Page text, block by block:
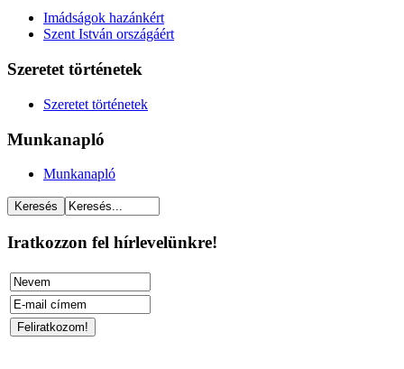
Imádságok hazánkért
Szent István országáért
Szeretet történetek
Szeretet történetek
Munkanapló
Munkanapló
Iratkozzon fel hírlevelünkre!